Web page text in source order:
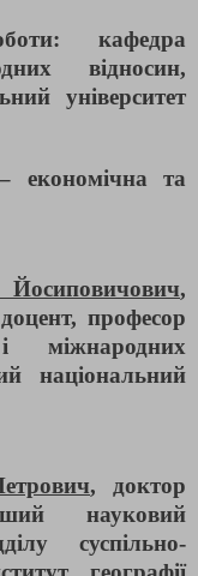
кафедра
відносин,
університет
економічна та
,
професор
міжнародних
національний
, доктор
науковий
суспільно-